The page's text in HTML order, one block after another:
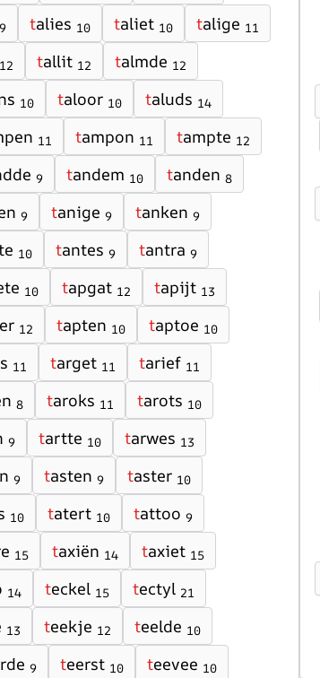
9 talies 10 taliet 10 talige 11
12 tallit 12 talmde 12
10 taloor 10 taluds 14
11 tampon 11 tampte 12
9 tandem 10 tanden 8
9 tanige 9 tanken 9
10 tantes 9 tantra 9
10 tapgat 12 tapijt 13
12 tapten 10 taptoe 10
11 target 11 tarief 11
8 taroks 11 tarots 10
9 tartte 10 tarwes 13
9 tasten 9 taster 10
10 tatert 10 tattoo 9
15 taxiën 14 taxiet 15
14 teckel 15 tectyl 21
13 teekje 12 teelde 10
9 teerst 10 teevee 10